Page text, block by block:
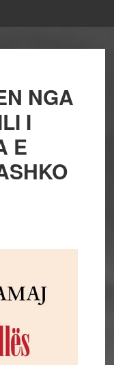
NGA
I
E